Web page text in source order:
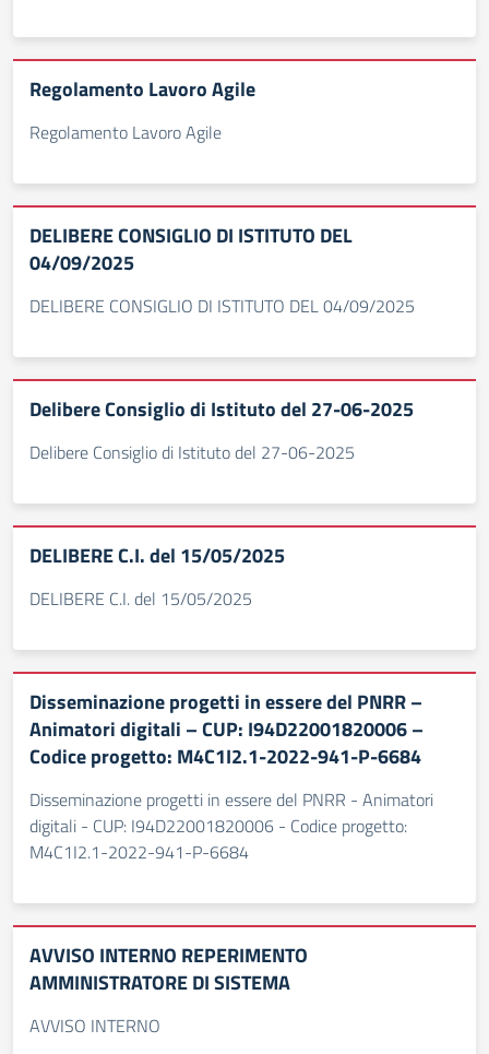
Regolamento Lavoro Agile
Regolamento Lavoro Agile
DELIBERE CONSIGLIO DI ISTITUTO DEL
04/09/2025
DELIBERE CONSIGLIO DI ISTITUTO DEL 04/09/2025
Delibere Consiglio di Istituto del 27-06-2025
Delibere Consiglio di Istituto del 27-06-2025
DELIBERE C.I. del 15/05/2025
DELIBERE C.I. del 15/05/2025
Disseminazione progetti in essere del PNRR –
Animatori digitali – CUP: I94D22001820006 –
Codice progetto: M4C1I2.1-2022-941-P-6684
Disseminazione progetti in essere del PNRR - Animatori
digitali - CUP: I94D22001820006 - Codice progetto:
M4C1I2.1-2022-941-P-6684
AVVISO INTERNO REPERIMENTO
AMMINISTRATORE DI SISTEMA
AVVISO INTERNO